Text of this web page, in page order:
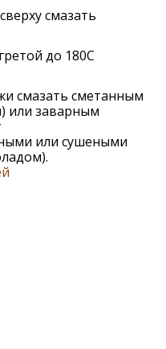
смазать
до 180С
смазать сметанным
или заварным
или сушеными